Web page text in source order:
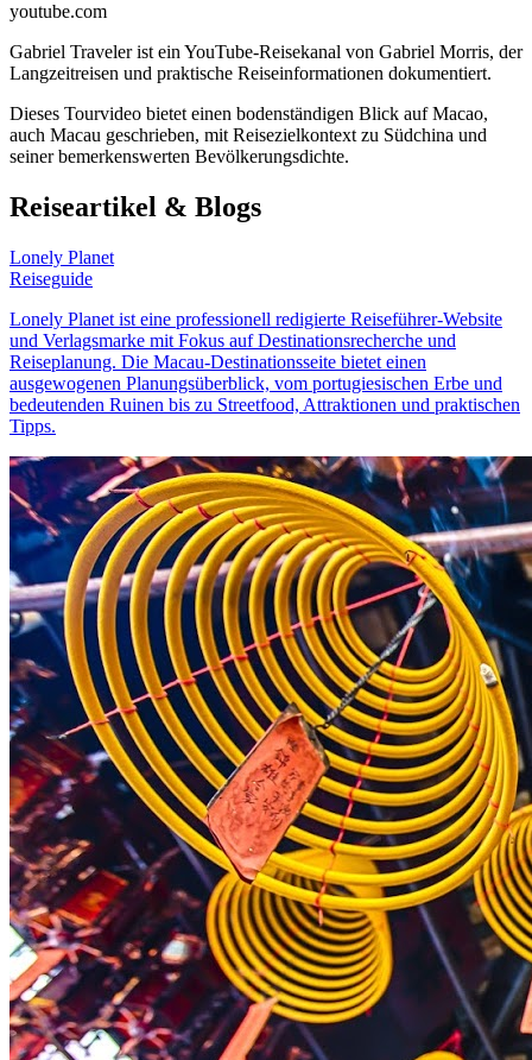
youtube.com
Gabriel Traveler ist ein YouTube-Reisekanal von Gabriel Morris, der
Langzeitreisen und praktische Reiseinformationen dokumentiert.
Dieses Tourvideo bietet einen bodenständigen Blick auf Macao,
auch Macau geschrieben, mit Reisezielkontext zu Südchina und
seiner bemerkenswerten Bevölkerungsdichte.
Reiseartikel & Blogs
Lonely Planet
Reiseguide
Lonely Planet ist eine professionell redigierte Reiseführer-Website
und Verlagsmarke mit Fokus auf Destinationsrecherche und
Reiseplanung. Die Macau-Destinationsseite bietet einen
ausgewogenen Planungsüberblick, vom portugiesischen Erbe und
bedeutenden Ruinen bis zu Streetfood, Attraktionen und praktischen
Tipps.